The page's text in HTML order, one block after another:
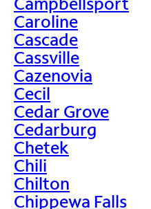
Caroline
Cascade
Cassville
Cazenovia
Cecil
Cedar Grove
Cedarburg
Chetek
Chili
Chilton
Chippewa Falls